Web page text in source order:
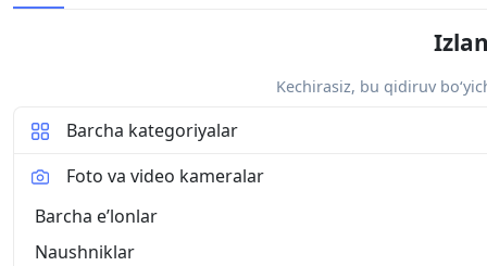
Kechirasiz, bu qidiruv
Barcha kategoriyalar
Foto va video kameralar
Barcha eʼlonlar
Naushniklar